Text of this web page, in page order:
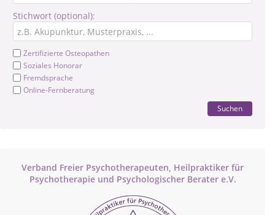
Stichwort (optional):
Zertifizierte Osteopathen
Soziales Honorar
Fremdsprache
Online-Fernberatung
Suchen
Verband Freier Psychotherapeuten, Heilpraktiker für
Psychotherapie und Psychologischer Berater e.V.